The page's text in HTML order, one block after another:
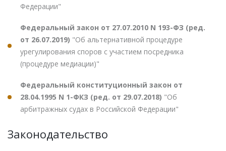
Федерации"
Федеральный закон от 27.07.2010 N 193-ФЗ (ред.
от 26.07.2019) "Об альтернативной процедуре
урегулирования споров с участием посредника
(процедуре медиации)"
Федеральный конституционный закон от
28.04.1995 N 1-ФКЗ (ред. от 29.07.2018) "Об
арбитражных судах в Российской Федерации"
Законодательство